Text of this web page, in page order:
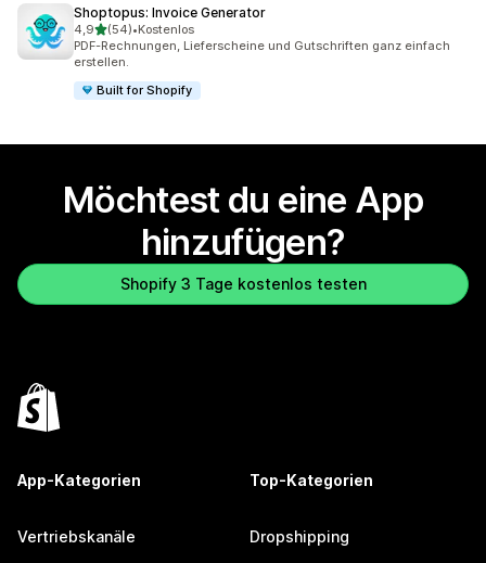
Shoptopus: Invoice Generator
4,9von 5 Sternen
(54)
54 Rezensionen insgesamt
•Kostenlos
PDF-Rechnungen, Lieferscheine und Gutschriften ganz einfach
erstellen.
Built for Shopify
Möchtest du eine App
hinzufügen?
Shopify 3 Tage kostenlos testen
App-Kategorien
Vertriebskanäle
Top-Kategorien
Dropshipping